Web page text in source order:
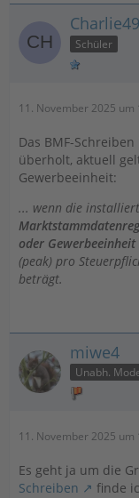
Charlie49
Schüler
11. November 2025 um
Das BMF-
überholt, aktuell
Gewerbeeinheit:
... wenn die
oder Gewerbeeinheit
(peak) pro
beträgt.
miwe4
11. November 2025 um
Es geht ja um die
Schreiben
finde